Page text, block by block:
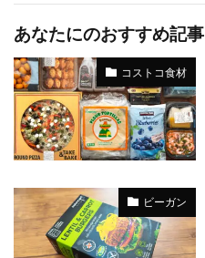
あなたにのおすすめ記事
コストコ食材
ビーガン